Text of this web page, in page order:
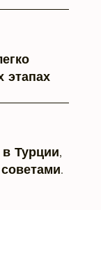
этапах
Турции,